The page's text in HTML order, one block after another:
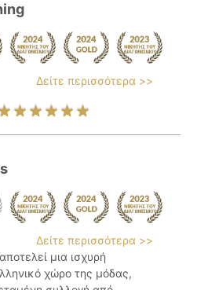
Δείτε περισσότερα >>
Δείτε περισσότερα >>
μια ισχυρή
χώρο της μόδας,